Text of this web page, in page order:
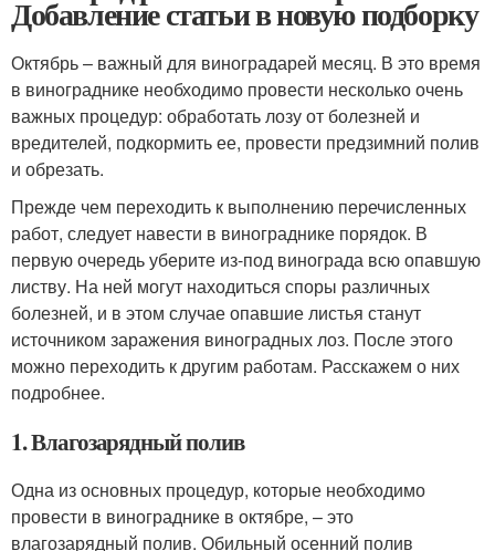
Добавление статьи в новую подборку
Октябрь – важный для виноградарей месяц. В это время
в винограднике необходимо провести несколько очень
важных процедур: обработать лозу от болезней и
вредителей, подкормить ее, провести предзимний полив
и обрезать.
Прежде чем переходить к выполнению перечисленных
работ, следует навести в винограднике порядок. В
первую очередь уберите из-под винограда всю опавшую
листву. На ней могут находиться споры различных
болезней, и в этом случае опавшие листья станут
источником заражения виноградных лоз. После этого
можно переходить к другим работам. Расскажем о них
подробнее.
1. Влагозарядный полив
Одна из основных процедур, которые необходимо
провести в винограднике в октябре, – это
влагозарядный полив. Обильный осенний полив